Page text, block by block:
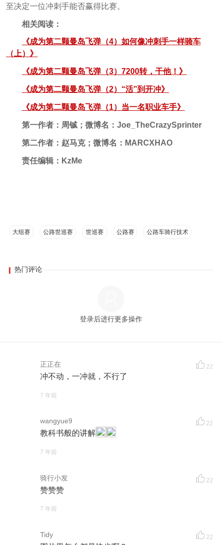
至决定一位冲刺手能否赢得比赛。
相关阅读：
《成为第二颗曼岛飞弹（4）如何像冲刺手一样骑车
（上）》
《成为第二颗曼岛飞弹（3）7200转，干他！》
《成为第二颗曼岛飞弹（2）“活”到开冲》
《成为第二颗曼岛飞弹（1）当一名职业车手》
第一作者：周铖；微博名：Joe_TheCrazySprinter
第二作者：赵马克；微博名：MARCXHAO
责任编辑：KzMe
大组赛 公路世巡赛 世巡赛 公路赛 公路车骑行技术
热门评论
登录后进行更多操作
正正在 22
冲不动，一冲就，不行了
7 年前
wangyue9 22
教科书般的讲解
7 年前
骑行小发 22
赞赞赞
7 年前
Tidy 22